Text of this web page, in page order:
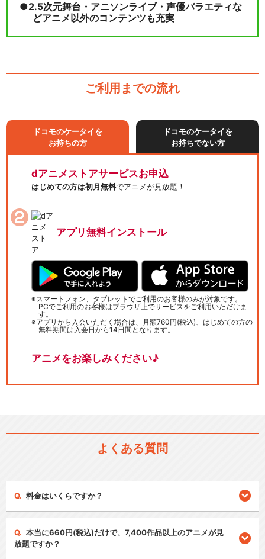
2.5次元舞台・アニソンライブ・声優バラエティな
どアニメ以外のコンテンツも充実
ご利用までの流れ
ドコモのケータイを
お持ちの方
ドコモのケータイを
お持ちでない方
dアニメストアサービスお申込
はじめての方は初月無料でアニメが見放題！
アプリ無料インストール
スマートフォン、タブレットでご利用のお客様のみが対象です。
PCでご利用のお客様はブラウザ上でサービスをご利用いただけま
す。
アプリから入会いただく場合は、月額760円(税込)、はじめての方の
無料期間は入会日から14日間となります。
アニメをお楽しみください♪
よくある質問
料金はいくらですか？
本当に660円(税込)だけで、7,400作品以上のアニメが見
放題ですか？